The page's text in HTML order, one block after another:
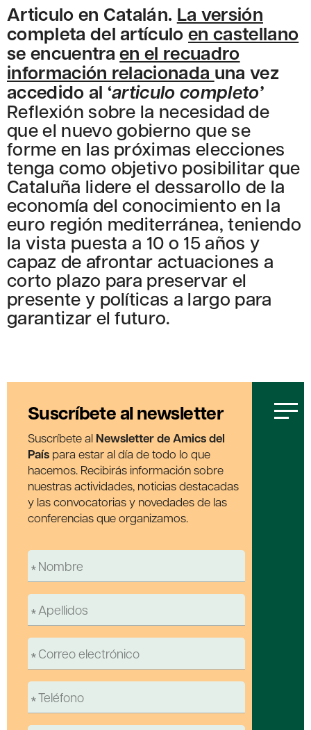
Articulo en Catalán. La versión
completa del artículoen castellano
se encuentraen el recuadro
información relacionada una vez
accedido al ‘articulo completo’
Reflexión sobre la necesidad de
que el nuevo gobierno que se
forme en las próximas elecciones
tenga como objetivo posibilitar que
Cataluña lidere el dessarollo de la
economía del conocimiento en la
euro región mediterránea, teniendo
la vista puesta a 10 o 15 años y
capaz de afrontar actuaciones a
corto plazo para preservar el
presente y políticas a largo para
garantizar el futuro.
Suscríbete al newsletter
Suscríbete al Newsletter de Amics del
País para estar al día de todo lo que
hacemos. Recibirás información sobre
nuestras actividades, noticias destacadas
y las convocatorias y novedades de las
conferencias que organizamos.